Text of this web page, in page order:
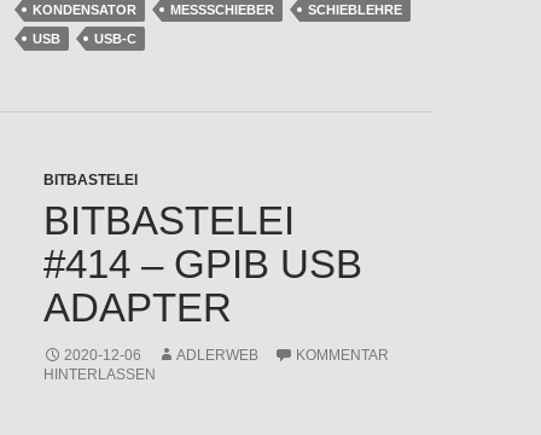
KONDENSATOR
MESSSCHIEBER
SCHIEBLEHRE
USB
USB-C
BITBASTELEI
BITBASTELEI
#414 – GPIB USB
ADAPTER
2020-12-06 ADLERWEB
KOMMENTAR
HINTERLASSEN